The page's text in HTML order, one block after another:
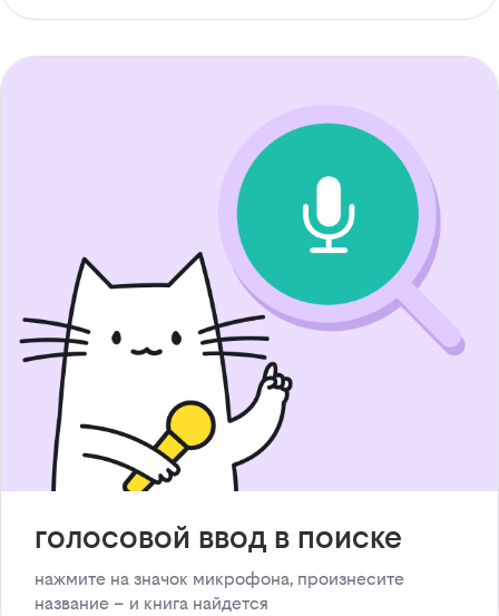
голосовой ввод в поиске
нажмите на значок микрофона, произнесите
название – и книга найдется